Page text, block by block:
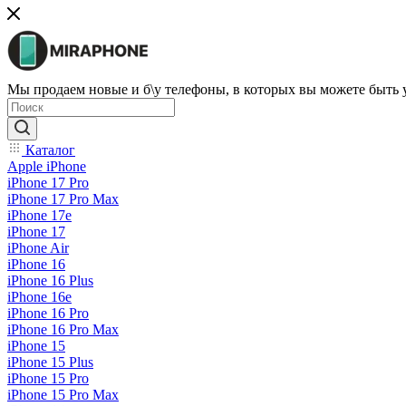
Мы продаем новые и б\у телефоны, в которых вы можете быть
Каталог
Apple iPhone
iPhone 17 Pro
iPhone 17 Pro Max
iPhone 17e
iPhone 17
iPhone Air
iPhone 16
iPhone 16 Plus
iPhone 16e
iPhone 16 Pro
iPhone 16 Pro Max
iPhone 15
iPhone 15 Plus
iPhone 15 Pro
iPhone 15 Pro Max